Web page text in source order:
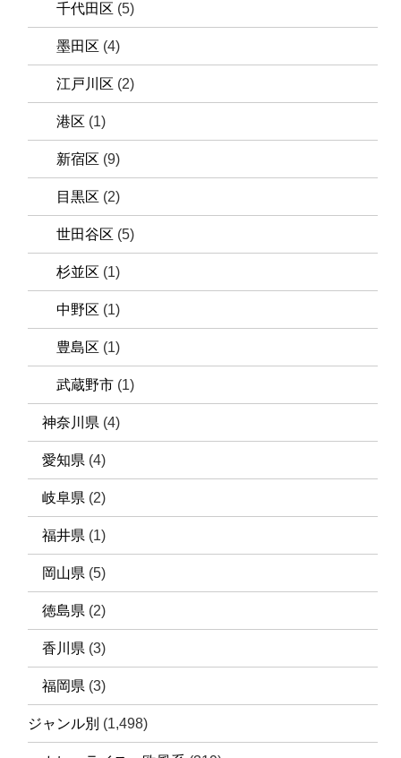
千代田区 (5)
墨田区 (4)
江戸川区 (2)
港区 (1)
新宿区 (9)
目黒区 (2)
世田谷区 (5)
杉並区 (1)
中野区 (1)
豊島区 (1)
武蔵野市 (1)
神奈川県 (4)
愛知県 (4)
岐阜県 (2)
福井県 (1)
岡山県 (5)
徳島県 (2)
香川県 (3)
福岡県 (3)
ジャンル別 (1,498)